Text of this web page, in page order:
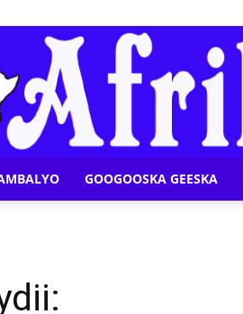
GOOGOOSKA GEESKA